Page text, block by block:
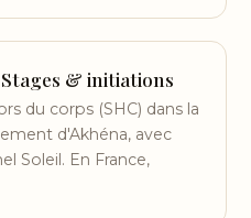
& initiations
du corps (SHC) dans la
d'Akhéna, avec
Soleil. En France,